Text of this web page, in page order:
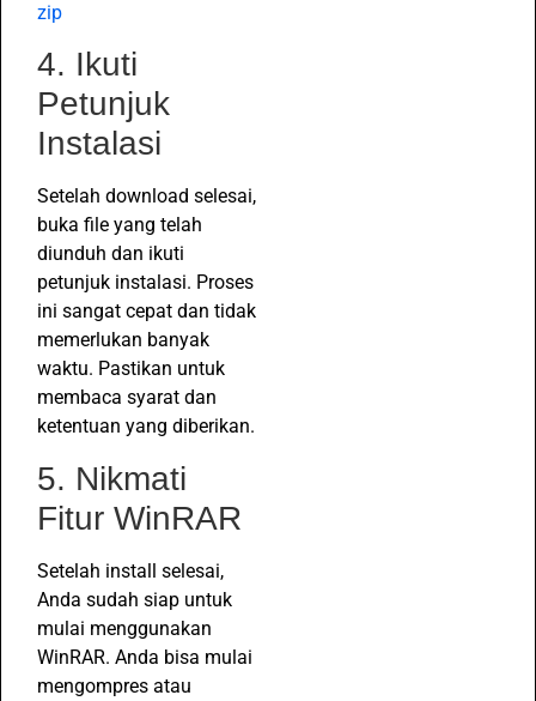
zip
4. Ikuti
Petunjuk
Instalasi
Setelah download selesai,
buka file yang telah
diunduh dan ikuti
petunjuk instalasi. Proses
ini sangat cepat dan tidak
memerlukan banyak
waktu. Pastikan untuk
membaca syarat dan
ketentuan yang diberikan.
5. Nikmati
Fitur WinRAR
Setelah install selesai,
Anda sudah siap untuk
mulai menggunakan
WinRAR. Anda bisa mulai
mengompres atau